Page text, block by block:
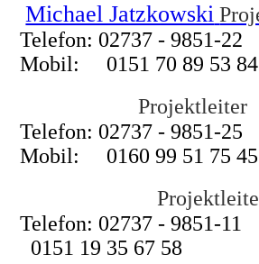
Michael Jatzkowski
Telefon: 02737 -
Mobil: 0151 70 89 53 84
Projektleiter
Telefon: 02737 -
Mobil: 0160 99 51 75 45
Telefon: 02737 -
0151 19 35 67 58